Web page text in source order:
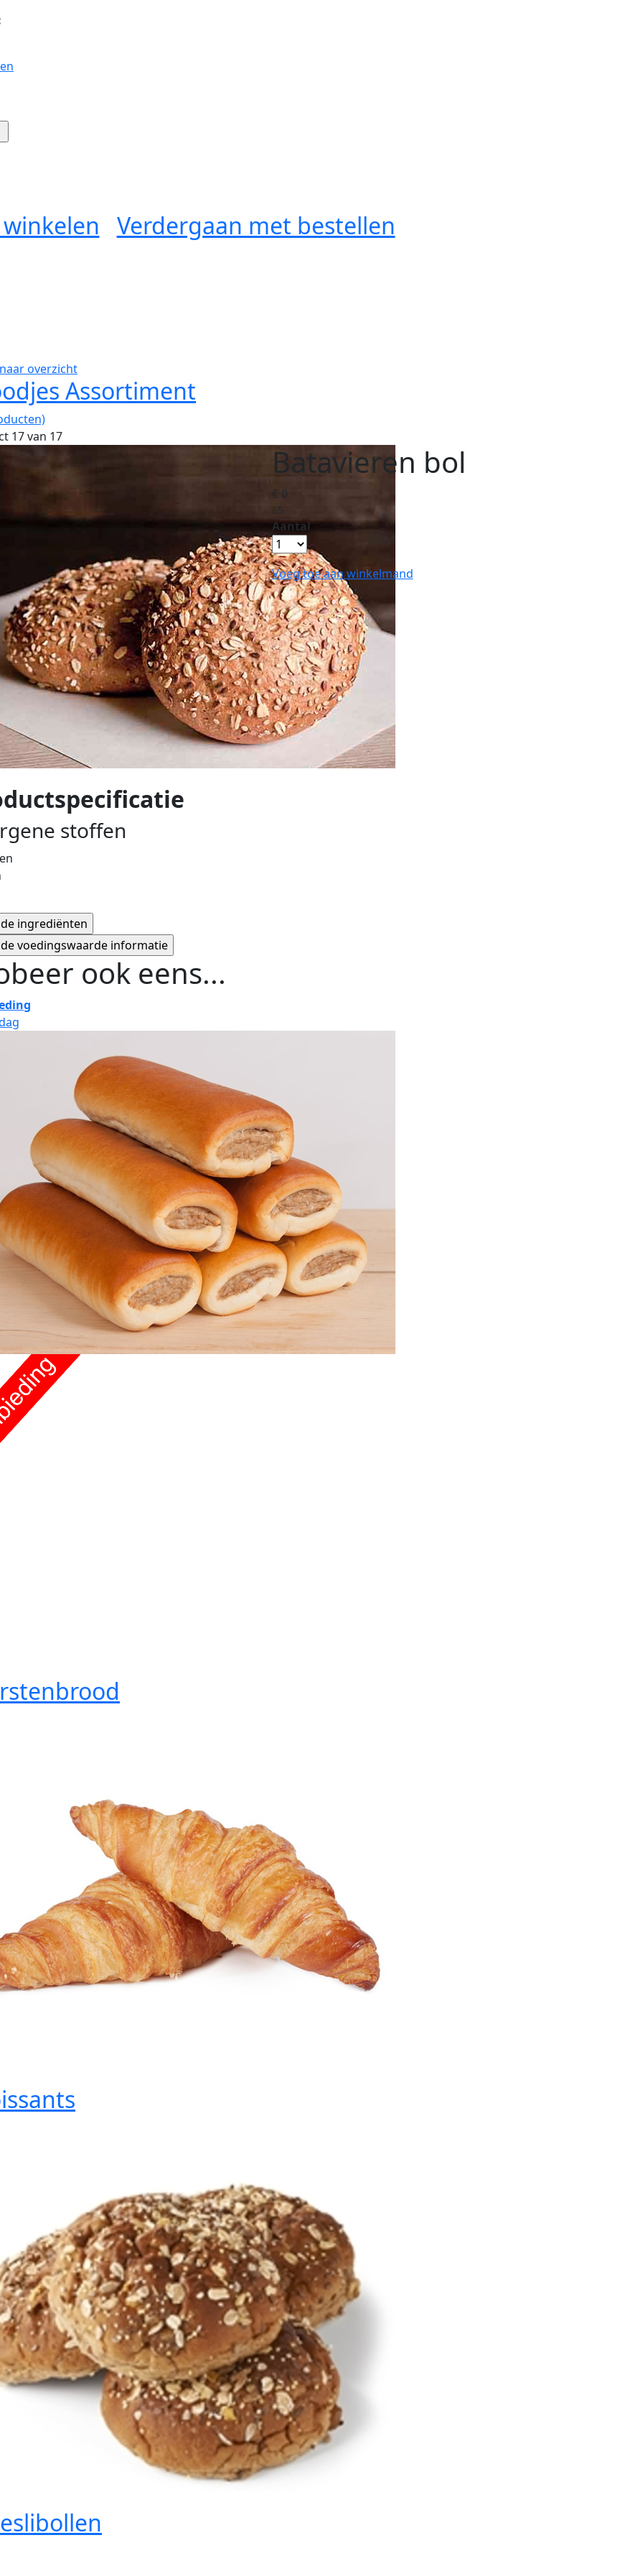
Verdergaan met bestellen
overzicht
Assortiment
17 van 17
Batavieren bol
€ 0
85
Aantal
Voeg toe aan winkelmand
stoffen
ook eens...